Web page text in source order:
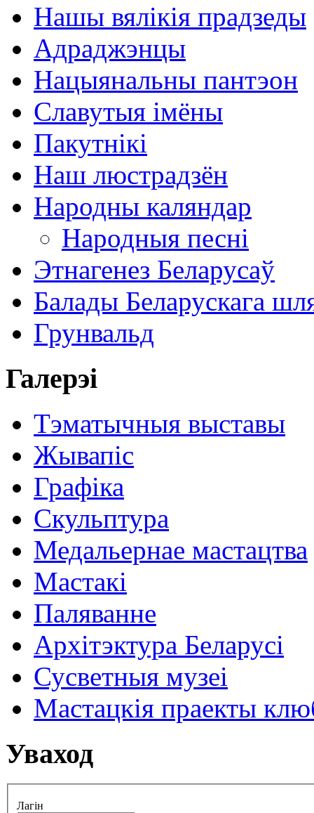
Нашы вялікія прадзеды
Адраджэнцы
Нацыянальны пантэон
Славутыя імёны
Пакутнікі
Наш люстрадзён
Народны каляндар
Народныя песні
Этнагенез Беларусаў
Балады Беларускага
Грунвальд
Галерэі
Тэматычныя выставы
Жывапіс
Графіка
Скульптура
Медальернае мастацтва
Мастакі
Паляванне
Архітэктура Беларусі
Сусветныя музеі
Мастацкія праекты
Уваход
Лагін